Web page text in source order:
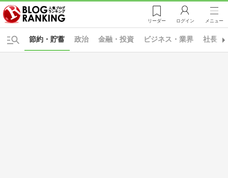
リーダー ログイン メニュー
政治 金融・投資 ビジネス・業界 社長ブ
節約・貯蓄